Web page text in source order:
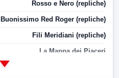
Rosso e Nero (repliche)
Buonissimo Red Roger (repliche)
Fili Meridiani (repliche)
La Mappa dei Piaceri